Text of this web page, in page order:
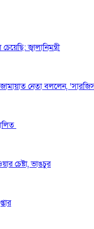
জ্বালানিমন্ত্রী
নেতা বললেন,
চেষ্টা, ভাঙচুর